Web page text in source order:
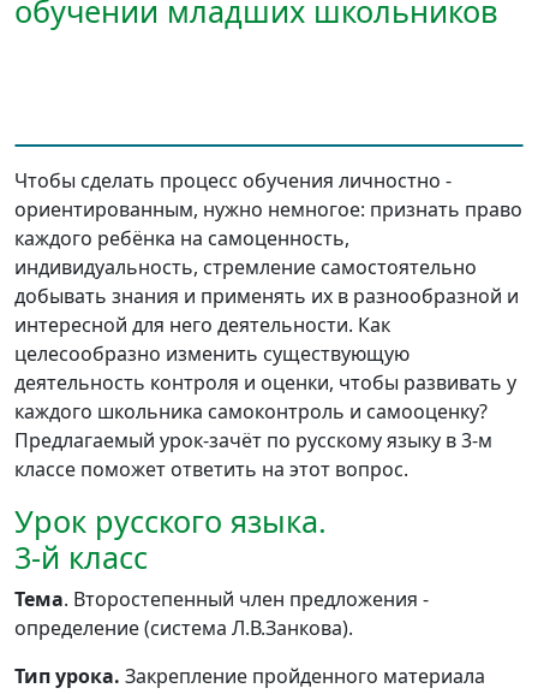
обучении младших школьников
Чтобы сделать процесс обучения личностно -
ориентированным, нужно немногое: признать право
каждого ребёнка на самоценность,
индивидуальность, стремление самостоятельно
добывать знания и применять их в разнообразной и
интересной для него деятельности. Как
целесообразно изменить существующую
деятельность контроля и оценки, чтобы развивать у
каждого школьника самоконтроль и самооценку?
Предлагаемый урок-зачёт по русскому языку в 3-м
классе поможет ответить на этот вопрос.
Урок русского языка.
3-й класс
Тема. Второстепенный член предложения -
определение (система Л.В.Занкова).
Тип урока. Закрепление пройденного материала